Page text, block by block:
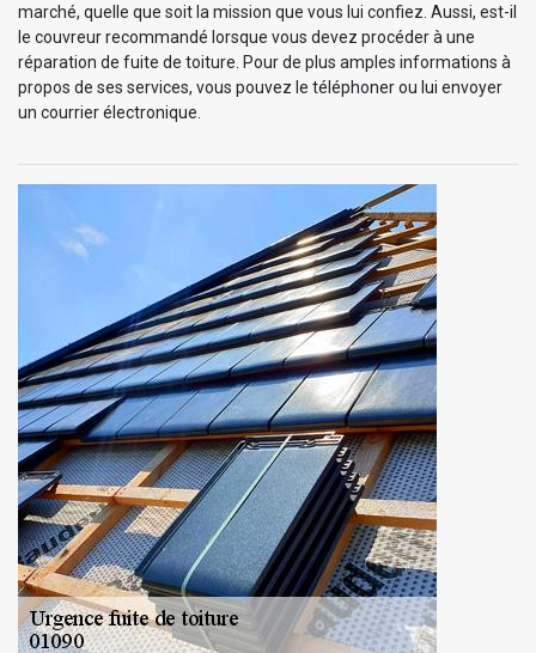
marché, quelle que soit la mission que vous lui confiez. Aussi, est-il
le couvreur recommandé lorsque vous devez procéder à une
réparation de fuite de toiture. Pour de plus amples informations à
propos de ses services, vous pouvez le téléphoner ou lui envoyer
un courrier électronique.